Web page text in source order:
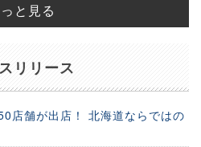
と見る
リリース
店舗が出店！ 北海道ならではの